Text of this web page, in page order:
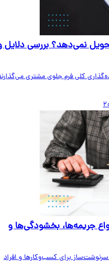
نمی‌دهد؟ بررسی دلایل و
کلی فرم جلوی مشتری می‌گذارند
جریمه‌ها، بخشودگی‌ها و
برای کسب‌وکارها و افراد